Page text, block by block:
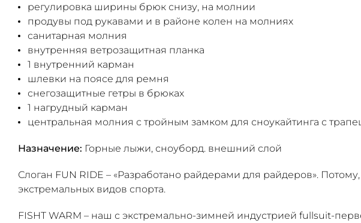
регулировка ширины брюк снизу, на молнии
продувы под рукавами и в районе колен на молниях
санитарная молния
внутренняя ветрозащитная планка
1 внутренний карман
шлевки на поясе для ремня
снегозащитные гетры в брюках
1 нагрудный карман
центральная молния с тройным замком для сноукайтинга с
Назначение: Горные лыжи, сноуборд. внешний слой
Слоган FUN RIDE – «Разработано райдерами для райдеров».
экстремальных видов спорта.
FISHT WARM – наш с экстремально-зимней индустрией fullsuit-